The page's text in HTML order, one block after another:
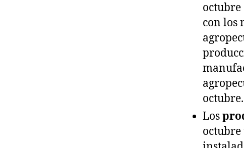
octubre
con los
octubre.
Los